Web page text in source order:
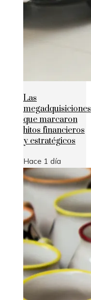
Las
megadquisiciones
que marcaron
hitos financieros
y estratégicos
Hace 1 día